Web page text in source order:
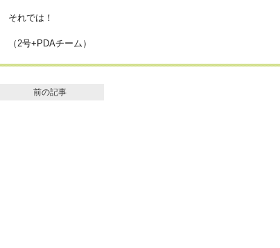
それでは！
（2号+PDAチーム）
前の記事